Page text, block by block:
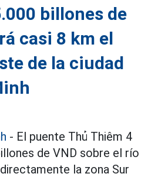
billones de
casi 8 km el
de la ciudad
- El puente Thủ Thiêm 4
de VND sobre el río
la zona Sur